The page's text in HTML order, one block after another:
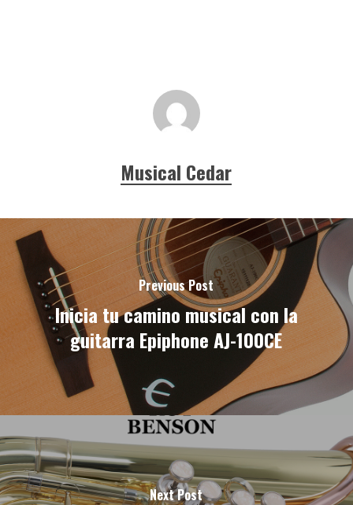
Musical Cedar
Previous Post
Inicia tu camino musical con la
guitarra Epiphone AJ-100CE
Next Post